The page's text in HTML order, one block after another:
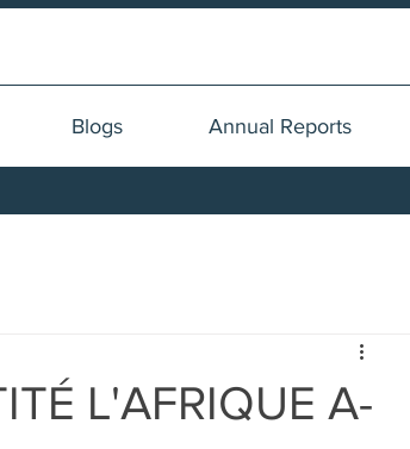
L'AFRIQUE A-
Blogs Annual Reports